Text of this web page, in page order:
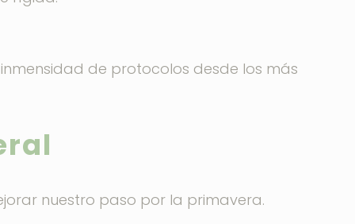
de protocolos desde los más
nuestro paso por la primavera.